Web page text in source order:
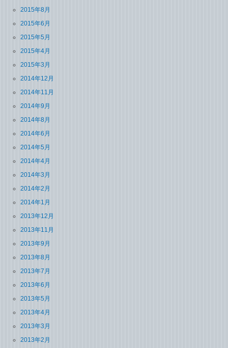
2015年8月
2015年6月
2015年5月
2015年4月
2015年3月
2014年12月
2014年11月
2014年9月
2014年8月
2014年6月
2014年5月
2014年4月
2014年3月
2014年2月
2014年1月
2013年12月
2013年11月
2013年9月
2013年8月
2013年7月
2013年6月
2013年5月
2013年4月
2013年3月
2013年2月